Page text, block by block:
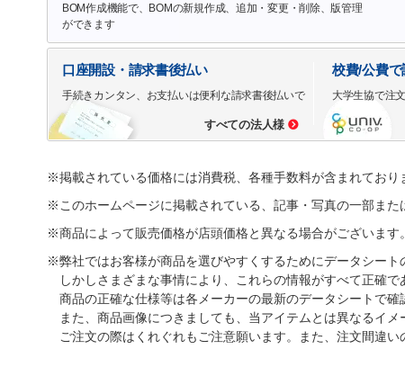
BOM作成機能で、BOMの新規作成、追加・変更・削除、版管理
ができます
口座開設・請求書後払い
手続きカンタン、お支払いは便利な請求書後払いで
すべての法人様
校費/公費
大学生協で注
※掲載されている価格には消費税、各種手数料が含まれており
※このホームページに掲載されている、記事・写真の一部また
※商品によって販売価格が店頭価格と異なる場合がございます。
※弊社ではお客様が商品を選びやすくするためにデータシート
しかしさまざまな事情により、これらの情報がすべて正確
商品の正確な仕様等は各メーカーの最新のデータシートで確
また、商品画像につきましても、当アイテムとは異なるイメ
ご注文の際はくれぐれもご注意願います。また、注文間違